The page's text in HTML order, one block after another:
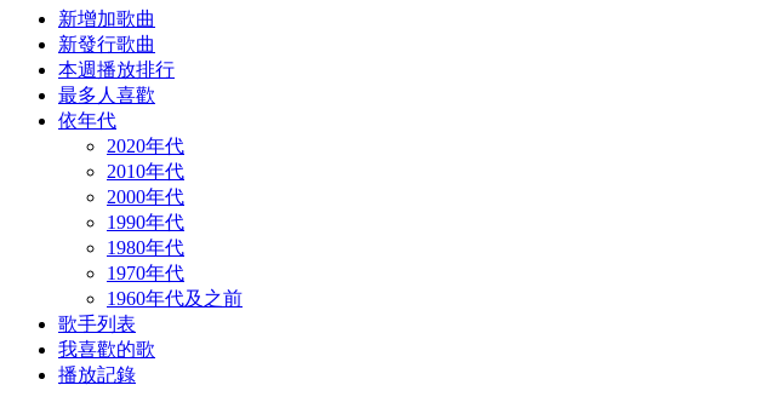
新增加歌曲
新發行歌曲
本週播放排行
最多人喜歡
依年代
2020年代
2010年代
2000年代
1990年代
1980年代
1970年代
1960年代及之前
歌手列表
我喜歡的歌
播放記錄